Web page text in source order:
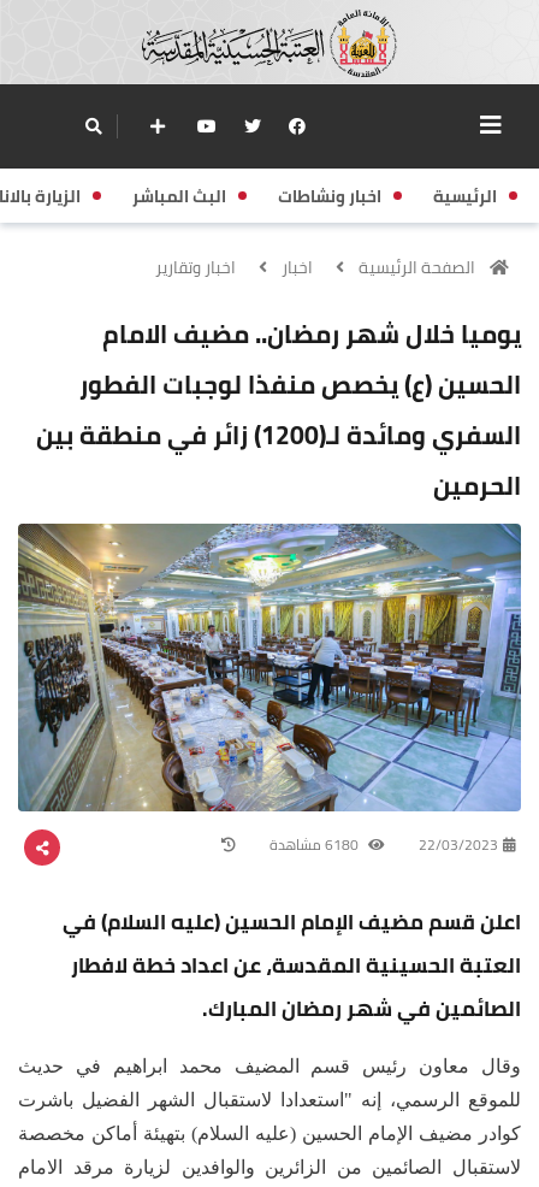
الرئيسية اخبار ونشاطات البث المباشر الزيارة
الصفحة الرئيسية اخبار اخبار وتقارير
يوميا خلال شهر رمضان.. مضيف الامام
الحسين (ع) يخصص منفذا لوجبات الفطور
السفري ومائدة لـ(1200) زائر في منطقة بين
الحرمين
22/03/2023
اعلن قسم مضيف الإمام الحسين (عليه السلام) في
العتبة الحسينية المقدسة، عن اعداد خطة لافطار
الصائمين في شهر رمضان المبارك.
وقال معاون رئيس قسم المضيف محمد ابراهيم في حديث
للموقع الرسمي، إنه "استعدادا لاستقبال الشهر الفضيل باشرت
كوادر مضيف الإمام الحسين (عليه السلام) بتهيئة أماكن مخصصة
لاستقبال الصائمين من الزائرين والوافدين لزيارة مرقد الامام